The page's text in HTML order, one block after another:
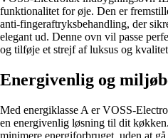
funktionalitet for øje. Den er
anti-fingeraftryksbehandling, der
elegant ud. Denne ovn vil passe
og tilføje et strejf af luksus og
Energivenlig og
Med energiklasse A er VOSS-
en energivenlig løsning til dit
minimere energiforbruget, uden at